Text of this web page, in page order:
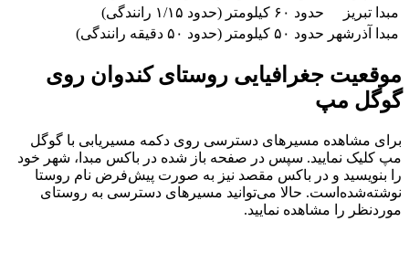
مبدا تبریز
حدود ۶۰ کیلومتر (حدود ۱/۱۵ رانندگی)
مبدا آذرشهر حدود ۵۰ کیلومتر (حدود ۵۰ دقیقه رانندگی)
موقعیت جغرافیایی روستای کندوان روی
گوگل مپ
برای مشاهده مسیرهای دسترسی روی دکمه مسیریابی با گوگل
مپ کلیک نمایید. سپس در صفحه باز شده در باکس مبدا، شهر خود
را بنویسید و در باکس مقصد نیز به صورت پیش‌فرض نام روستا
نوشته‌شده‌است. حالا می‌توانید مسیرهای دسترسی به روستای
موردنظر را مشاهده نمایید.